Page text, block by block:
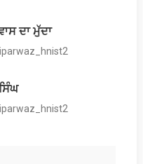
ਦਾ ਮੁੱਦਾ